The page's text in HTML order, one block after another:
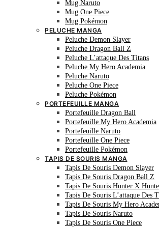
Mug Naruto
Mug One Piece
Mug Pokémon
PELUCHE MANGA
Peluche Demon Slayer
Peluche Dragon Ball Z
Peluche L’attaque Des Titans
Peluche My Hero Academia
Peluche Naruto
Peluche One Piece
Peluche Pokémon
PORTEFEUILLE MANGA
Portefeuille Dragon Ball
Portefeuille My Hero Academia
Portefeuille Naruto
Portefeuille One Piece
Portefeuille Pokémon
TAPIS DE SOURIS MANGA
Tapis De Souris Demon Slayer
Tapis De Souris Dragon Ball Z
Tapis De Souris Hunter X
Tapis De Souris L’attaque Des
Tapis De Souris My Hero
Tapis De Souris Naruto
Tapis De Souris One Piece